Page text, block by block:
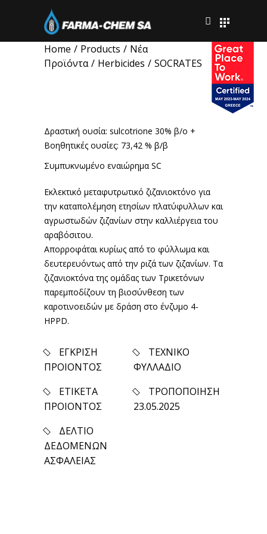
Home / Products / Νέα
Προϊόντα / Herbicides / SOCRATES
Δραστική ουσία: sulcotrione 30% β/ο +
Βοηθητικές ουσίες: 73,42 % β/β
Συμπυκνωμένο εναιώρημα SC
Εκλεκτικό μεταφυτρωτικό ζιζανιοκτόνο για
την καταπολέμηση ετησίων πλατύφυλλων και
αγρωστωδών ζιζανίων στην καλλιέργεια του
αραβόσιτου.
Απορροφάται κυρίως από το φύλλωμα και
δευτερευόντως από την ριζά των ζιζανίων. Τα
ζιζανιοκτόνα της ομάδας των Τρικετόνων
παρεμποδίζουν τη βιοσύνθεση των
καροτινοειδών με δράση στο ένζυμο 4-
HPPD.
ΕΓΚΡΙΣΗ
ΠΡΟΙΟΝΤΟΣ
ΤΕΧΝΙΚΟ
ΦΥΛΛΑΔΙΟ
ΕΤΙΚΕΤΑ
ΠΡΟΙΟΝΤΟΣ
ΤΡΟΠΟΠΟΙΗΣΗ
23.05.2025
ΔΕΛΤΙΟ
ΔΕΔΟΜΕΝΩΝ
ΑΣΦΑΛΕΙΑΣ